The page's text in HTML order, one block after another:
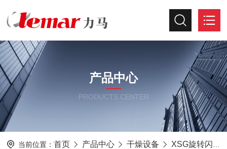
产品中心
PRODUCTS CENTER
当前位置： 首页 产品中心 干燥设备 XSG旋转闪蒸干燥机